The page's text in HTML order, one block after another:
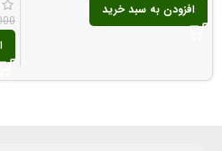
افزودن به سبد خرید